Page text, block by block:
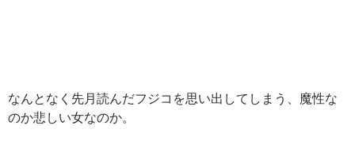
なんとなく先月読んだフジコを思い出してしまう、魔性な
のか悲しい女なのか。